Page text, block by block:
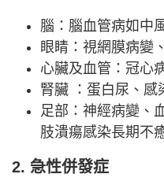
腦：腦血管病如中
眼睛：視網膜病變
心臟及血管：冠心
腎臟 ：蛋白尿、感
足部：神經病變、
肢潰瘍感染長期不
2. 急性併發症